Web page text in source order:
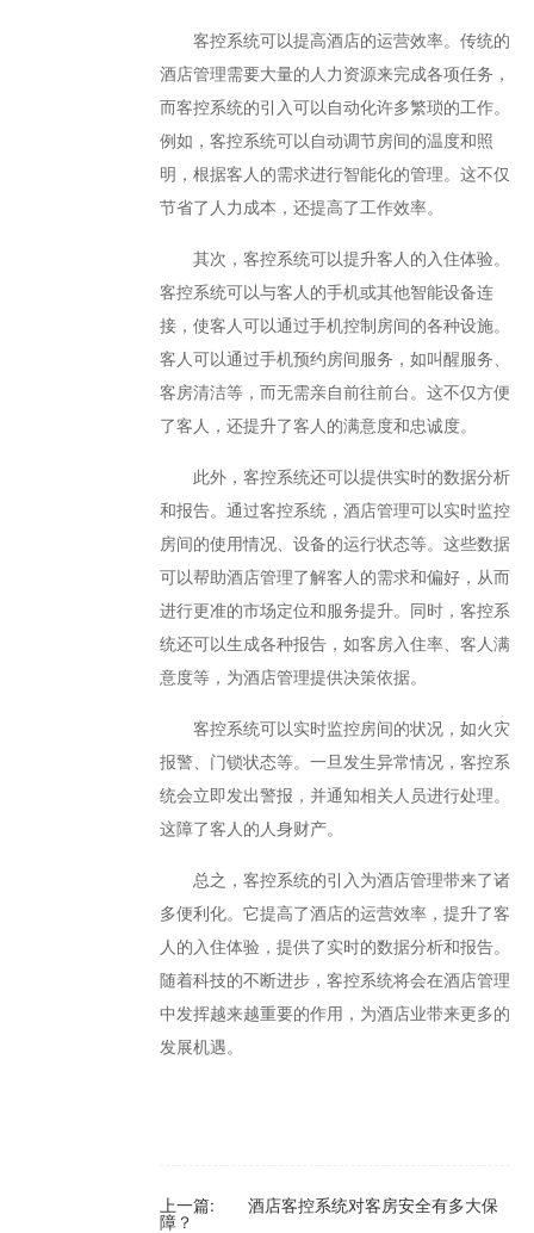
客控系统可以提高酒店的运营效率。传统的
酒店管理需要大量的人力资源来完成各项任务，
而客控系统的引入可以自动化许多繁琐的工作。
例如，客控系统可以自动调节房间的温度和照
明，根据客人的需求进行智能化的管理。这不仅
节省了人力成本，还提高了工作效率。
其次，客控系统可以提升客人的入住体验。
客控系统可以与客人的手机或其他智能设备连
接，使客人可以通过手机控制房间的各种设施。
客人可以通过手机预约房间服务，如叫醒服务、
客房清洁等，而无需亲自前往前台。这不仅方便
了客人，还提升了客人的满意度和忠诚度。
此外，客控系统还可以提供实时的数据分析
和报告。通过客控系统，酒店管理可以实时监控
房间的使用情况、设备的运行状态等。这些数据
可以帮助酒店管理了解客人的需求和偏好，从而
进行更准的市场定位和服务提升。同时，客控系
统还可以生成各种报告，如客房入住率、客人满
意度等，为酒店管理提供决策依据。
客控系统可以实时监控房间的状况，如火灾
报警、门锁状态等。一旦发生异常情况，客控系
统会立即发出警报，并通知相关人员进行处理。
这障了客人的人身财产。
总之，客控系统的引入为酒店管理带来了诸
多便利化。它提高了酒店的运营效率，提升了客
人的入住体验，提供了实时的数据分析和报告。
随着科技的不断进步，客控系统将会在酒店管理
中发挥越来越重要的作用，为酒店业带来更多的
发展机遇。
上一篇:
酒店客控系统对客房安全有多大保
障？